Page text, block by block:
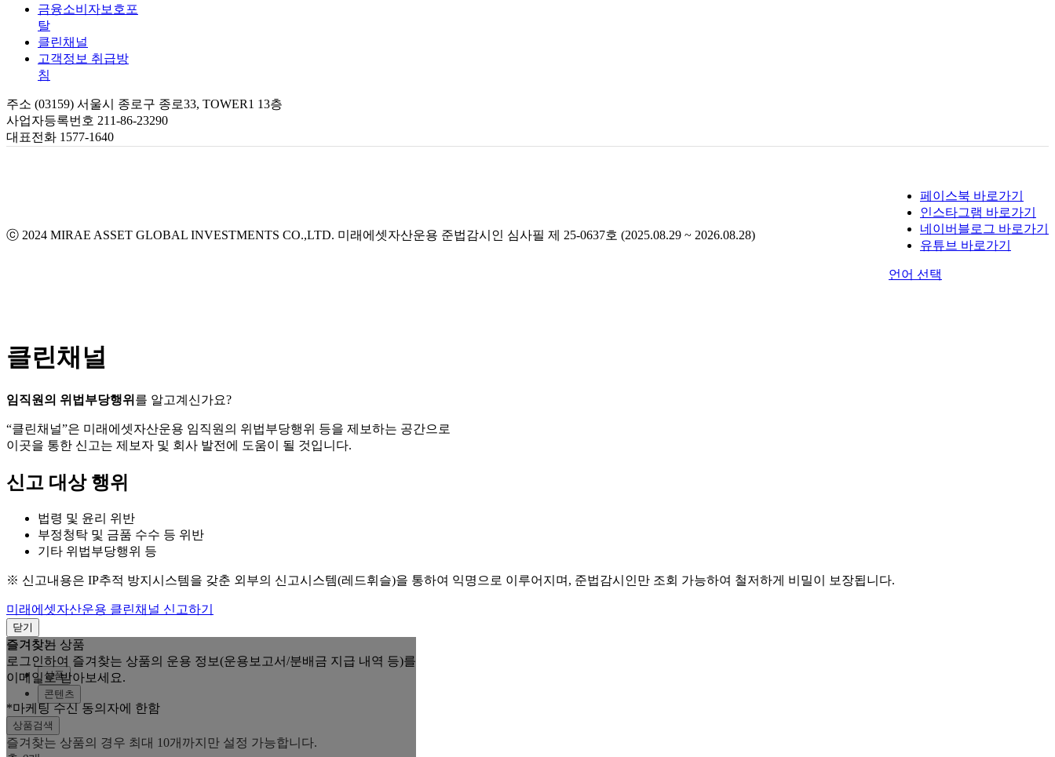
금융소비자보호포
탈
클린채널
고객정보 취급방
침
주소 (03159) 서울시 종로구 종로33, TOWER1 13층
사업자등록번호 211-86-23290
대표전화 1577-1640
ⓒ 2024 MIRAE ASSET GLOBAL INVESTMENTS CO.,LTD. 미래에셋자산운용 준법감시인 심사필 제 25-0637호 (2025.08.29 ~ 2026.08.28)
페이스북 바로가기
인스타그램 바로가기
네이버블로그 바로가기
유튜브 바로가기
언어 선택
클린채널
임직원의 위법부당행위 를 알고계신가요?
“클린채널”은 미래에셋자산운용 임직원의 위법부당행위 등을 제보하는 공간으로
이곳을 통한 신고는 제보자 및 회사 발전에 도움이 될 것입니다.
신고 대상 행위
법령 및 윤리 위반
부정청탁 및 금품 수수 등 위반
기타 위법부당행위 등
※ 신고내용은 IP추적 방지시스템을 갖춘 외부의 신고시스템(레드휘슬)을 통하여 익명으로 이루어지며, 준법감시인만 조회 가능하여 철저하게 비밀이 보장됩니다.
미래에셋자산운용 클린채널 신고하기
닫기
즐겨찾는 상품
로그인하여 즐겨찾는 상품의 운용 정보(운용보고서/분배금 지급 내역 등)를
이메일로 받아보세요.
*마케팅 수신 동의자에 한함
즐겨찾기
상품
콘텐츠
상품검색
즐겨찾는 상품의 경우 최대 10개까지만 설정 가능합니다.